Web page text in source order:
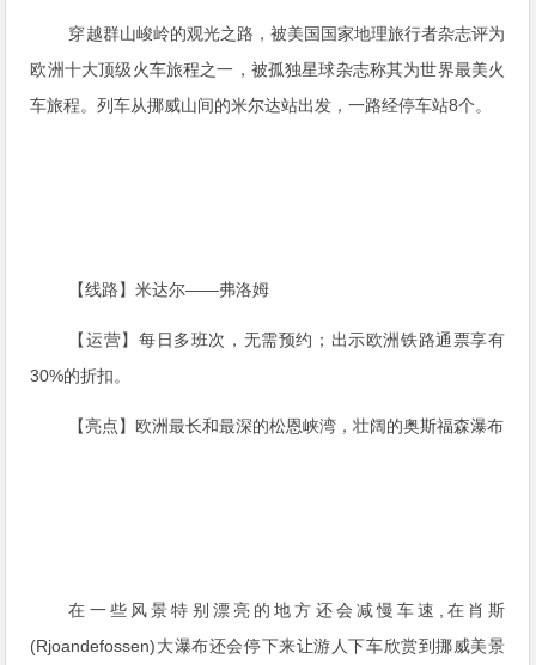
穿越群山峻岭的观光之路，被美国国家地理旅行者杂志评为
欧洲十大顶级火车旅程之一，被孤独星球杂志称其为世界最美火
车旅程。列车从挪威山间的米尔达站出发，一路经停车站8个。
【线路】米达尔——弗洛姆
【运营】每日多班次，无需预约；出示欧洲铁路通票享有
30%的折扣。
【亮点】欧洲最长和最深的松恩峡湾，壮阔的奥斯福森瀑布
在一些风景特别漂亮的地方还会减慢车速,在肖斯
(Rjoandefossen)大瀑布还会停下来让游人下车欣赏到挪威美景